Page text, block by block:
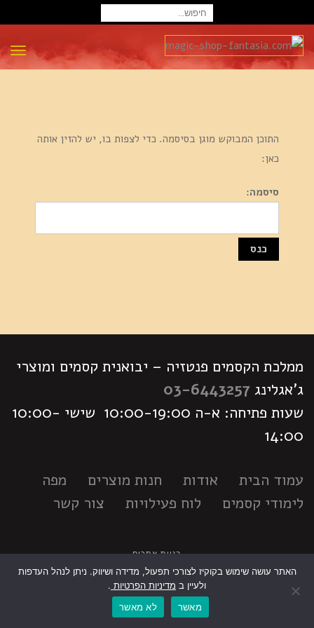
התוכן המבוקש מוגן בסיסמה. כדי לצפות בו, יש להזין אותה
כאן:
סיסמה:
ממלכת הקסמים פנטזיה – יבואנית קסמים ומוצרי
ג'אגלינג 03-6443257
שעות פתיחה: א-ה 10:00-19:00 שישי 10:00-
14:00
עמוד הבית אודות חנות מוצרים
מפה
לימודי קסמים
לוח פעילויות צור קשר
בניית אתרים
האתר עושה שימוש בקוקיז לצורכי תפעול, מדידה ושיווק. ניתן לנהל העדפות
ולעיין ב מדיניות הפרטיות .
מאשר
לא מאשר